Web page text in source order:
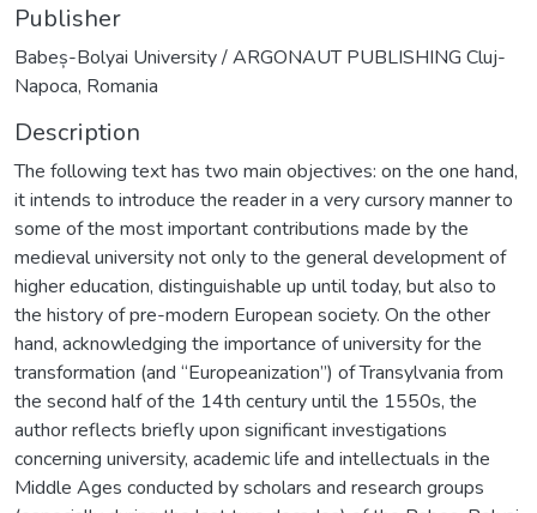
Publisher
Babeș-Bolyai University / ARGONAUT PUBLISHING Cluj-
Napoca, Romania
Description
The following text has two main objectives: on the one hand,
it intends to introduce the reader in a very cursory manner to
some of the most important contributions made by the
medieval university not only to the general development of
higher education, distinguishable up until today, but also to
the history of pre-modern European society. On the other
hand, acknowledging the importance of university for the
transformation (and “Europeanization”) of Transylvania from
the second half of the 14th century until the 1550s, the
author reflects briefly upon significant investigations
concerning university, academic life and intellectuals in the
Middle Ages conducted by scholars and research groups